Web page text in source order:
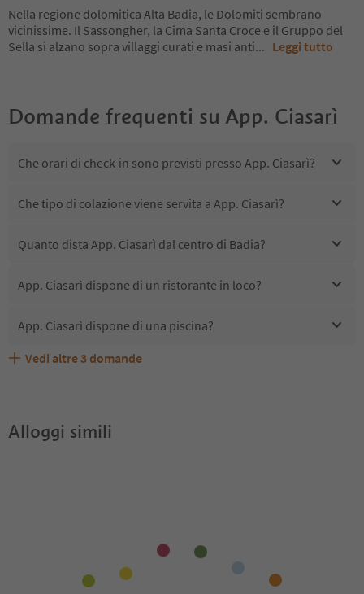
Nella regione dolomitica Alta Badia, le Dolomiti sembrano
vicinissime. Il Sassongher, la Cima Santa Croce e il Gruppo del
Sella si alzano sopra villaggi curati e masi anti... Leggi tutto
Domande frequenti su App. Ciasarì
Che orari di check-in sono previsti presso App. Ciasarì?
Che tipo di colazione viene servita a App. Ciasarì?
Quanto dista App. Ciasarì dal centro di Badia?
App. Ciasarì dispone di un ristorante in loco?
App. Ciasarì dispone di una piscina?
App. Ciasarì accetta animali domestici?
Quali servizi/attività sono disponibili presso App.
Gli ospiti di App. Ciasarì ricevono l'Alto Adige Guest Pass?
Vedi altre 3 domande
Alloggi simili